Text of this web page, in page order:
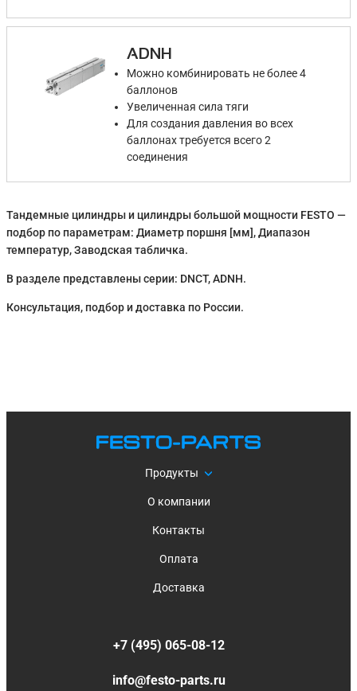
ADNH
Можно комбинировать не более 4
баллонов
Увеличенная сила тяги
Для создания давления во всех
баллонах требуется всего 2
соединения
Тандемные цилиндры и цилиндры большой мощности FESTO —
подбор по параметрам: Диаметр поршня [мм], Диапазон
температур, Заводская табличка.
В разделе представлены серии: DNCT, ADNH.
Консультация, подбор и доставка по России.
Продукты
О компании
Контакты
Оплата
Доставка
+7 (495) 065-08-12
info@festo-parts.ru